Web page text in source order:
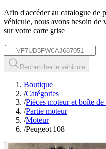
Afin d'accéder au catalogue de
véhicule, nous avons besoin de
sur votre carte grise
*
Rechercher le véhicule
Boutique
/Catégories
/Pièces moteur et boîte de
/Partie moteur
/Moteur
/Peugeot 108